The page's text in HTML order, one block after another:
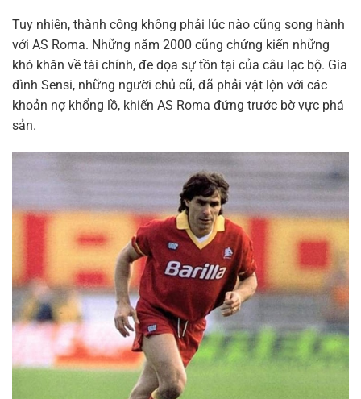
Tuy nhiên, thành công không phải lúc nào cũng song hành
với AS Roma. Những năm 2000 cũng chứng kiến những
khó khăn về tài chính, đe dọa sự tồn tại của câu lạc bộ. Gia
đình Sensi, những người chủ cũ, đã phải vật lộn với các
khoản nợ khổng lồ, khiến AS Roma đứng trước bờ vực phá
sản.